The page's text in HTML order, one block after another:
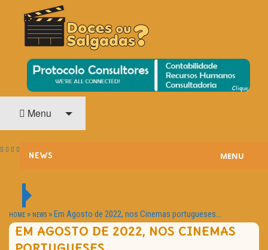
DOCES OU SALGADAS?
O Cinema? Uma Paixão!!
Menu
NEWS
HOME CINEMA
MENU
HOME » NEWS »Em Agosto de 2022, nos Cinemas portugueses…
EM AGOSTO DE 2022, NOS CINEMAS